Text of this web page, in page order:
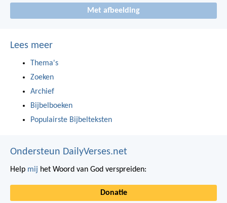
Met afbeelding
Lees meer
Thema's
Zoeken
Archief
Bijbelboeken
Populairste Bijbelteksten
Ondersteun DailyVerses.net
Help mij het Woord van God verspreiden:
Donatie